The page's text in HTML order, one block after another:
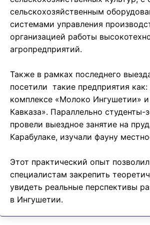
сельскохозяйственным
системами управления
организацией работы
агропредприятий.
Также в рамках последнего
посетили такие предприятия
комплексе «Молоко Ингушетии»
Кавказа». Параллельно студенты-
провели выездное занятие на
Карабулаке, изучали фауну
Этот практический опыт
специалистам закрепить
увидеть реальные перспективы
в Ингушетии.